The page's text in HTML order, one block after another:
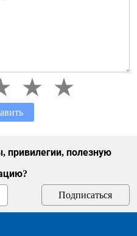
привилегии, полезную